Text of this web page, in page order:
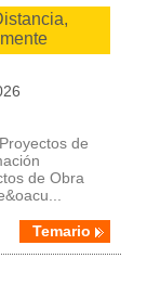
de
de Obra
Temario